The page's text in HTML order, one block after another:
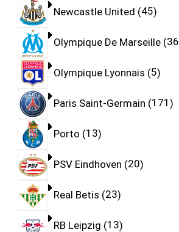
Newcastle United 45
Olympique De Marseille 36
Olympique Lyonnais 5
Paris Saint-Germain 171
Porto 13
PSV Eindhoven 20
Real Betis 23
RB Leipzig 13